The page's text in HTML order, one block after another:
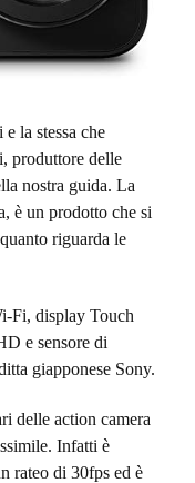
la stessa che
produttore delle
nostra guida. La
è un prodotto che si
riguarda le
Fi, display Touch
e sensore di
giapponese Sony.
delle action camera
Infatti è
rateo di 30fps ed è